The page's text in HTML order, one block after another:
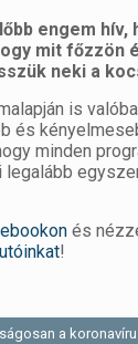
engem hív,
mit főzzön
neki a
is
és
minden
legalább
és
!
a